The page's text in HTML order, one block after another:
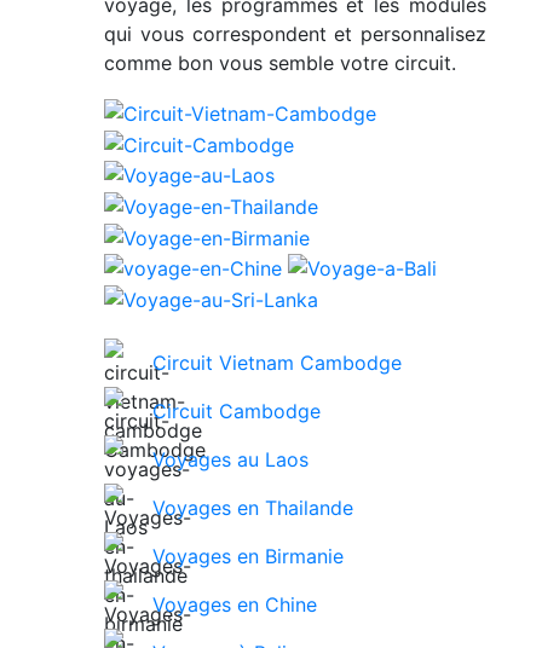
voyage, les programmes et les modules
qui vous correspondent et personnalisez
comme bon vous semble votre circuit.
Circuit Vietnam Cambodge
Circuit Cambodge
Voyages au Laos
Voyages en Thailande
Voyages en Birmanie
Voyages en Chine